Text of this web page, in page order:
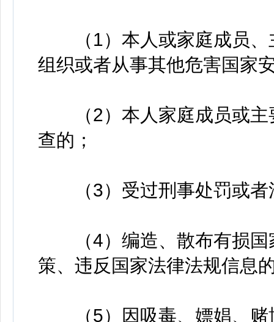
（1）本人或家庭成员、
组织或者从事其他危害国家
（2）本人家庭成员或主
查的；
（3）受过刑事处罚或者
（4）编造、散布有损国
策、违反国家法律法规信息
（5）因吸毒、嫖娼、赌